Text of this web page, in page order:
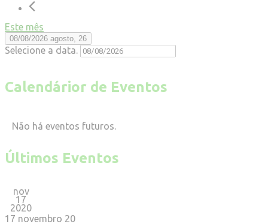
Este mês
08/08/2026 agosto, 26
Selecione a data.
Calendárior de Eventos
Não há eventos futuros.
Últimos Eventos
nov
17
2020
17 novembro 20